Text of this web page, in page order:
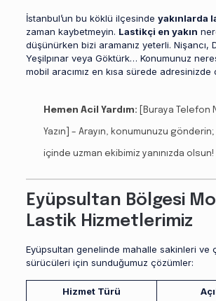
İstanbul’un bu köklü ilçesinde yakınlarda
zaman kaybetmeyin. Lastikçi en yakın
düşünürken bizi aramanız yeterli. Nişancı,
Yeşilpınar veya Göktürk… Konumunuz
mobil aracımız en kısa sürede adresinizde
Hemen Acil Yardım: [Buraya Telefon
Yazın] – Arayın, konumunuzu
içinde uzman ekibimiz yanınızda olsun!
Eyüpsultan Bölgesi
Lastik Hizmetlerimiz
Eyüpsultan genelinde mahalle sakinleri ve
sürücüleri için sunduğumuz çözümler:
Hizmet Türü